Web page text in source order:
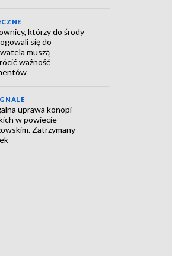
którzy do środy
się do
muszą
ważność
uprawa konopi
w powiecie
Zatrzymany